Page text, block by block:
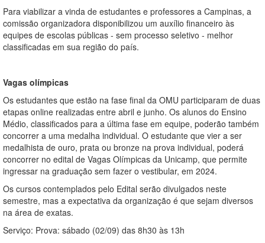
Para viabilizar a vinda de estudantes e professores a Campinas, a
comissão organizadora disponibilizou um auxílio financeiro às
equipes de escolas públicas - sem processo seletivo - melhor
classificadas em sua região do país.
Vagas olímpicas
Os estudantes que estão na fase final da OMU participaram de duas
etapas online realizadas entre abril e junho. Os alunos do Ensino
Médio, classificados para a última fase em equipe, poderão também
concorrer a uma medalha individual. O estudante que vier a ser
medalhista de ouro, prata ou bronze na prova individual, poderá
concorrer no edital de Vagas Olímpicas da Unicamp, que permite
ingressar na graduação sem fazer o vestibular, em 2024.
Os cursos contemplados pelo Edital serão divulgados neste
semestre, mas a expectativa da organização é que sejam diversos
na área de exatas.
Serviço: Prova: sábado (02/09) das 8h30 às 13h